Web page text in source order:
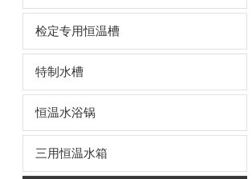
检定专用恒温槽
特制水槽
恒温水浴锅
三用恒温水箱